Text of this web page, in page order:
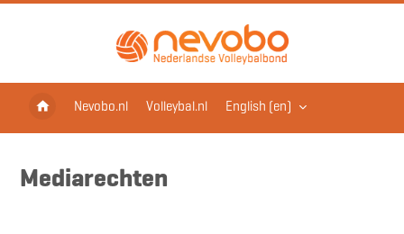
Nevobo.nl Volleybal.nl English ‎(en)‎
Mediarechten